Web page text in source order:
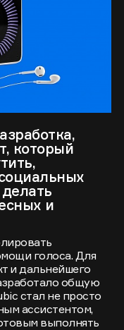
который
и
голоса. Для
и дальнейшего
общую
стал не просто
ассистентом,
выполнять